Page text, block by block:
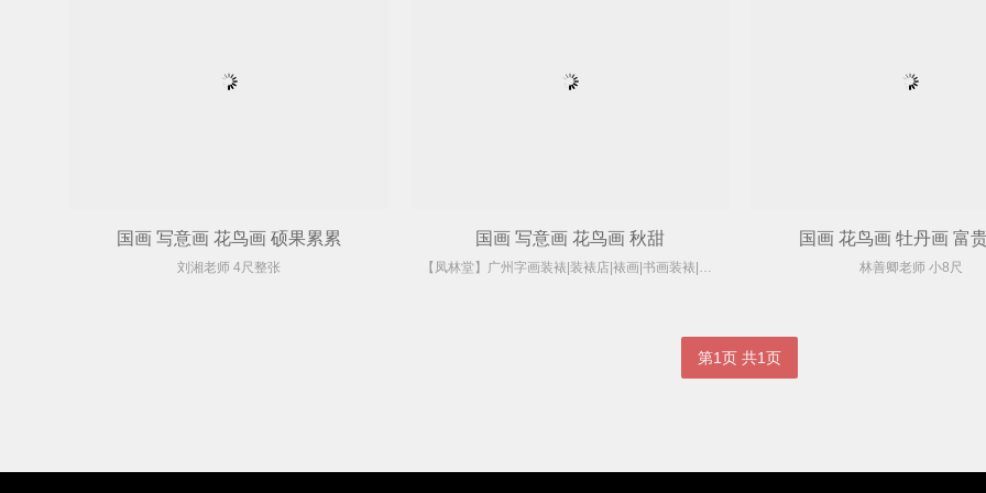
国画 写意画 花鸟画 硕果累累
刘湘老师 4尺整张
国画 写意画 花鸟画 秋甜 国画 花鸟画 牡丹画 富
林善卿老师 小8尺
第1页 共1页